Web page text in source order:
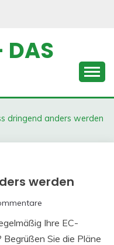
DAS
dringend anders werden
werden
Ihre EC-
Sie die Pläne